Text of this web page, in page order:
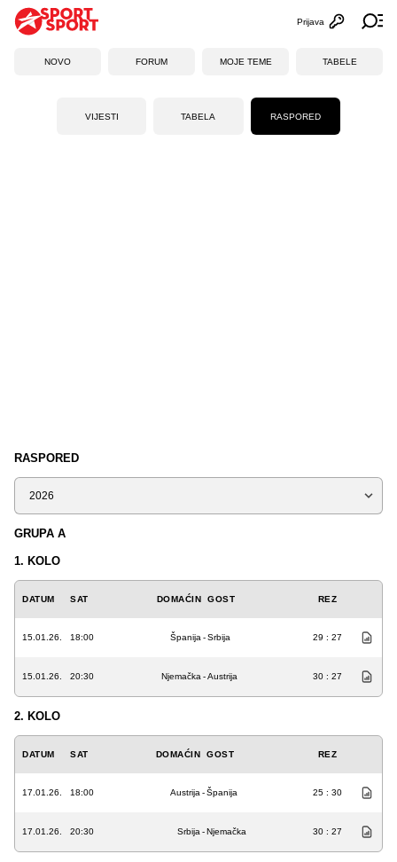
Otvori
Prijava
NOVO FORUM MOJE TEME TABELE
VIJESTI TABELA RASPORED
RASPORED
Sezona
GRUPA A
1. KOLO
DATUM SAT DOMAĆIN GOST REZ
15.01.26. 18:00 Španija -Srbija 29 : 27
15.01.26. 20:30 Njemačka -Austrija 30 : 27
2. KOLO
DATUM SAT DOMAĆIN GOST REZ
17.01.26. 18:00 Austrija -Španija 25 : 30
17.01.26. 20:30 Srbija -Njemačka 30 : 27